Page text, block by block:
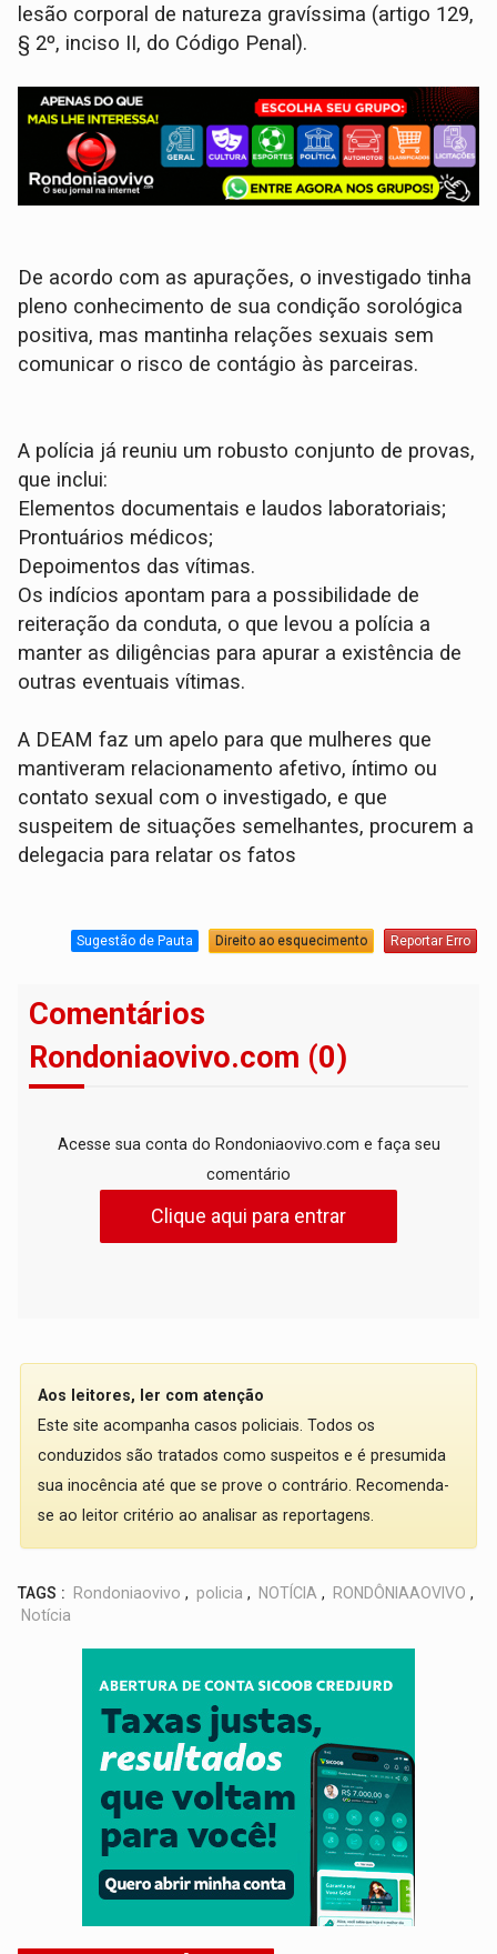
lesão corporal de natureza gravíssima (artigo 129,
§ 2º, inciso II, do Código Penal).
​De acordo com as apurações, o investigado tinha
pleno conhecimento de sua condição sorológica
positiva, mas mantinha relações sexuais sem
comunicar o risco de contágio às parceiras.
​A polícia já reuniu um robusto conjunto de provas,
que inclui:
​Elementos documentais e laudos laboratoriais;
​Prontuários médicos;
​Depoimentos das vítimas.
​Os indícios apontam para a possibilidade de
reiteração da conduta, o que levou a polícia a
manter as diligências para apurar a existência de
outras eventuais vítimas.
​A DEAM faz um apelo para que mulheres que
mantiveram relacionamento afetivo, íntimo ou
contato sexual com o investigado, e que
suspeitem de situações semelhantes, procurem a
delegacia para relatar os fatos
Sugestão de Pauta Direito ao esquecimento Reportar Erro
Comentários
Rondoniaovivo.com (0)
Acesse sua conta do Rondoniaovivo.com e faça seu
comentário
Clique aqui para entrar
Aos leitores, ler com atenção
Este site acompanha casos policiais. Todos os
conduzidos são tratados como suspeitos e é presumida
sua inocência até que se prove o contrário. Recomenda-
se ao leitor critério ao analisar as reportagens.
TAGS : Rondoniaovivo , policia , NOTÍCIA , RONDÔNIAAOVIVO ,
Notícia